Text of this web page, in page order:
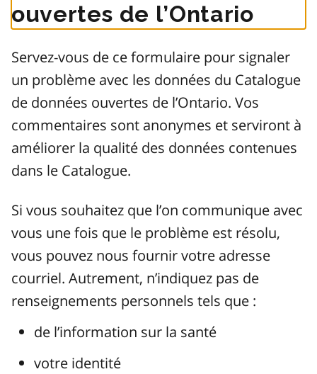
ouvertes de l’Ontario
Servez-vous de ce formulaire pour signaler
un problème avec les données du Catalogue
de données ouvertes de l’Ontario. Vos
commentaires sont anonymes et serviront à
améliorer la qualité des données contenues
dans le Catalogue.
Si vous souhaitez que l’on communique avec
vous une fois que le problème est résolu,
vous pouvez nous fournir votre adresse
courriel. Autrement, n’indiquez pas de
renseignements personnels tels que :
de l’information sur la santé
votre identité